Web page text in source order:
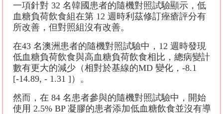
一項針對 32 名韓國患者的隨機對照試驗顯示，低
血糖負荷飲食組在第 12 週時利茲修訂痤瘡評分有
所改善，但對照組沒有改善。
在43 名澳洲患者的隨機對照試驗中，12 週時發現
低血糖負荷飲食與高血糖負荷飲食相比，總病變計
數有更大的減少（相對於基線的MD 變化，-8.1
[-14.89, - 1.31 ]）。
然而，在 84 名患者參與的隨機對照試驗中，開始
使用 2.5% BP 凝膠的患者添加低血糖飲食並沒有導